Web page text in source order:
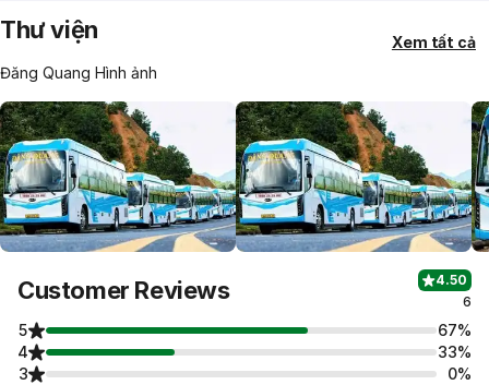
Thư viện
Đăng Quang Hình ảnh
Xem tất cả
Customer Reviews
4.50
6
5
67%
4
33%
3
0%